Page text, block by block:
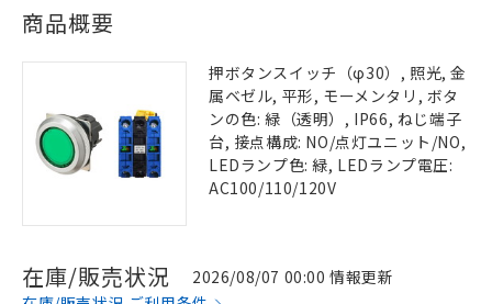
商品概要
押ボタンスイッチ（φ30）, 照光, 金
属ベゼル, 平形, モーメンタリ, ボタ
ンの色: 緑（透明）, IP66, ねじ端子
台, 接点構成: NO/点灯ユニット/NO,
LEDランプ色: 緑, LEDランプ電圧:
AC100/110/120V
在庫/販売状況
2026/08/07 00:00 情報更新